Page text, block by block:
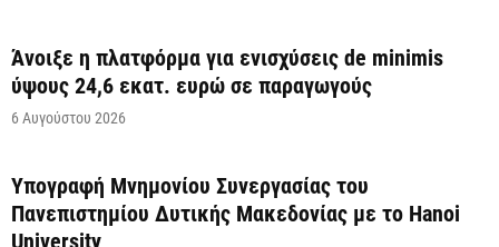
Άνοιξε η πλατφόρμα για ενισχύσεις de minimis
ύψους 24,6 εκατ. ευρώ σε παραγωγούς
6 Αυγούστου 2026
Υπογραφή Μνημονίου Συνεργασίας του
Πανεπιστημίου Δυτικής Μακεδονίας με το Hanoi
University